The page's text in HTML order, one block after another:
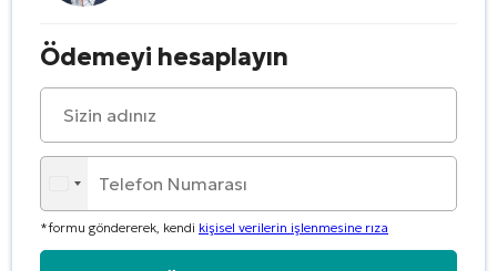
Ödemeyi hesaplayın
*formu göndererek, kendi kişisel verilerin işlenmesine rıza